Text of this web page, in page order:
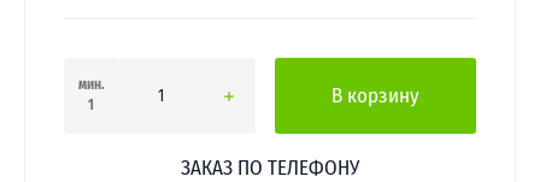
мин.
1
В корзину
ЗАКАЗ ПО ТЕЛЕФОНУ